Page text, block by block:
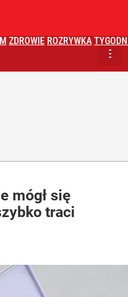
ZDROWIE ROZRYWKA
mógł się
traci